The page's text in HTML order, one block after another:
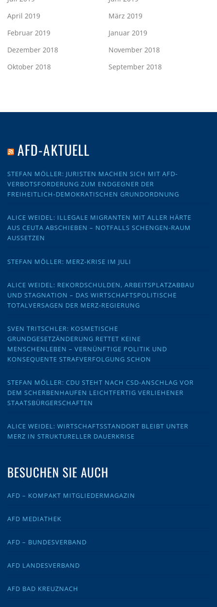
April 2019
März 2019
Februar 2019
Januar 2019
Dezember 2018
November 2018
Oktober 2018
September 2018
AFD-AKTUELL
STEFAN MÖLLER: JURISTEN MACHEN SICH MIT AFD-
VERBOTSFORDERUNG ZUM ENDGEGNER DER
FREIHEITLICH-DEMOKRATISCHEN GRUNDORDNUNG
ALICE WEIDEL: ILLEGALE MIGRANTEN MIT ALLER HÄRTE
AUS CEUTA ABSCHIEBEN – NOTFALLS SCHENGEN-RAUM
AUSSETZEN
STEFAN MÖLLER: MERZ-KRISE IM JULI
ALICE WEIDEL: REKORDSCHULDEN, ARBEITSPLATZABBAU
UND STAGNATION – DAS WIRTSCHAFTSPOLITISCHE
TOTALVERSAGEN DER MERZ-REGIERUNG
SVEN TRITSCHLER: KOSMETISCHE
GRUNDGESETZÄNDERUNG RETTET KEINE
MENSCHENLEBEN – VERNÜNFTIGE POLITIK UND
KONSEQUENTE STRAFVERFOLGUNG SCHON
STEFAN MÖLLER: CDU STEHT NACH CSD-ANSCHLAG VOR
DEM SCHERBENHAUFEN LEICHTFERTIG VERLIEHENER
STAATSBÜRGERSCHAFTEN
ALICE WEIDEL: WIRTSCHAFTSSTANDORT BLEIBT UNTER
MERZ IN STRUKTURELLER DAUERKRISE
BESUCHEN SIE AUCH
AFD – KOMPAKT MITGLIEDERMAGAZIN
AFD MEDIATHEK
AFD – BUNDESVERBAND
AFD LANDESVERBAND
AFD BAD KREUZNACH